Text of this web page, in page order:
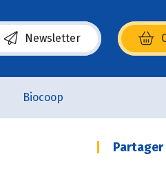
Newsletter
dans une nouvelle fenêtre)
Biocoop
Partager